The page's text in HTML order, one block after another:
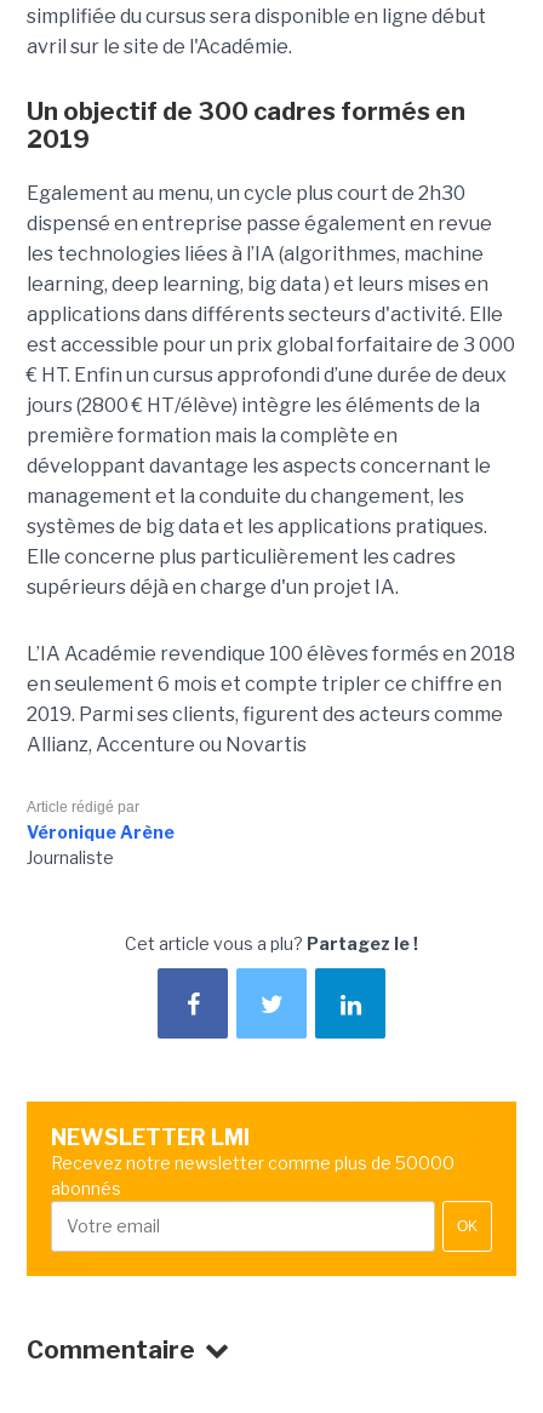
simplifiée du cursus sera disponible en ligne début
avril sur le site de l'Académie.
Un objectif de 300 cadres formés en
2019
Egalement au menu, un cycle plus court de 2h30
dispensé en entreprise passe également en revue
les technologies liées à l’IA (algorithmes, machine
learning, deep learning, big data ) et leurs mises en
applications dans différents secteurs d'activité. Elle
est accessible pour un prix global forfaitaire de 3 000
€ HT. Enfin un cursus approfondi d’une durée de deux
jours (2800 € HT/élève) intègre les éléments de la
première formation mais la complète en
développant davantage les aspects concernant le
management et la conduite du changement, les
systèmes de big data et les applications pratiques.
Elle concerne plus particulièrement les cadres
supérieurs déjà en charge d'un projet IA.
L’IA Académie revendique 100 élèves formés en 2018
en seulement 6 mois et compte tripler ce chiffre en
2019. Parmi ses clients, figurent des acteurs comme
Allianz, Accenture ou Novartis
Article rédigé par
Véronique Arène
Journaliste
Cet article vous a plu? Partagez le !
NEWSLETTER LMI
Recevez notre newsletter comme plus de 50000
abonnés
OK
Commentaire